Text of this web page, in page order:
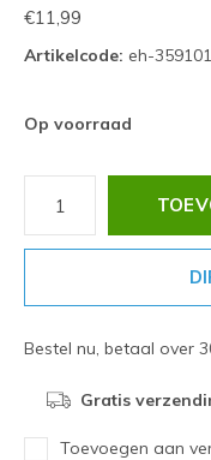
€11,99
Artikelcode: eh-
Op voorraad
Bestel nu, betaal over
Gratis
Toevoegen aan